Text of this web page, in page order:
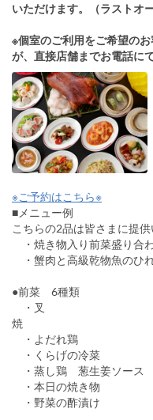
いただけます。（ラストオ
※個室のご利用をご希望の
が、直接店舗までお電話に
※ご予約はこちら※
■メニュー例
こちらの2品は皆さまに提
・焼き物入り前菜盛り合
・蟹肉と高級乾物魚のひ
●前菜 6種類
・叉
・よだれ鶏
・くらげの冷菜
・蒸し鶏 葱生姜ソース
・本日の焼き物
・野菜の酢漬け